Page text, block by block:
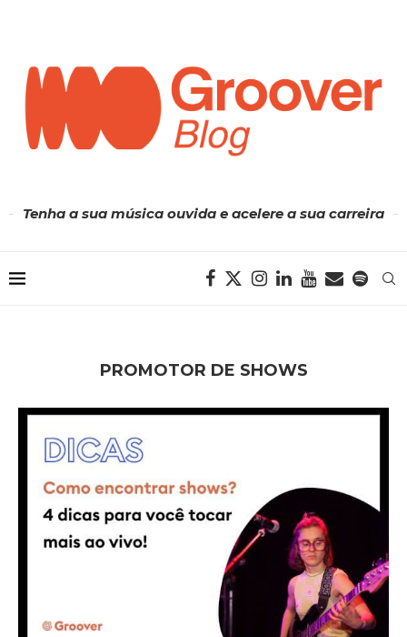
Tenha a sua música ouvida e acelere a sua carreira
PROMOTOR DE SHOWS